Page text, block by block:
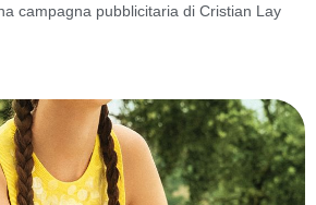
campagna pubblicitaria di Cristian Lay